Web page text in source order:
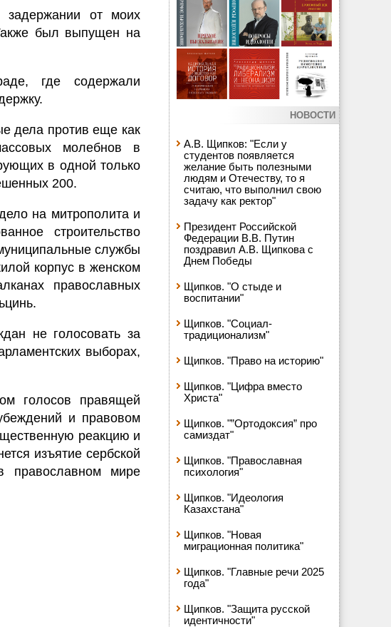
от моих
был выпущен на
где содержали
дела против еще как
молебнов в
в одной только
200.
на митрополита и
строительство
службы
корпус в женском
православных
не голосовать за
выборах,
голосов правящей
и правовом
реакцию и
изъятие сербской
православном мире
НОВОСТИ
А.В. Щипков: "Если у
студентов появляется
желание быть полезными
людям и Отечеству, то я
считаю, что выполнил свою
задачу как ректор"
Президент Российской
Федерации В.В. Путин
поздравил А.В. Щипкова с
Днем Победы
Щипков. "О стыде и
воспитании"
Щипков. "Социал-
традиционализм"
Щипков. "Право на историю"
Щипков. "Цифра вместо
Христа"
Щипков. "”Ортодоксия” про
самиздат"
Щипков. "Православная
психология"
Щипков. "Идеология
Казахстана"
Щипков. "Новая
миграционная политика"
Щипков. "Главные речи 2025
года"
Щипков. "Защита русской
идентичности"